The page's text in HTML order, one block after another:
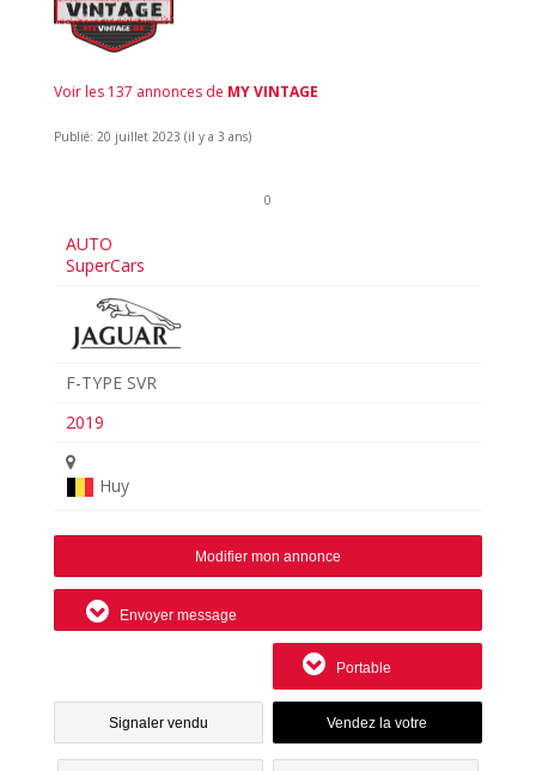
Voir les 137 annonces de MY VINTAGE
Publié: 20 juillet 2023 (il y a 3 ans)
0
AUTO
SuperCars
F-TYPE SVR
2019
Huy
Modifier mon annonce
Envoyer message
Portable
Signaler vendu